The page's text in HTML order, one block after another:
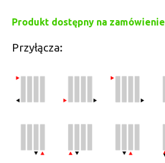
Produkt dostępny na zamówienie
Przyłącza: